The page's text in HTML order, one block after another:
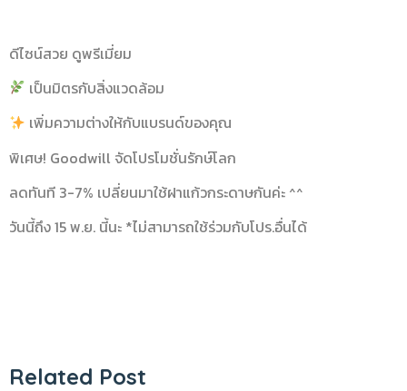
ดีไซน์สวย ดูพรีเมี่ยม
เป็นมิตรกับสิ่งแวดล้อม
เพิ่มความต่างให้กับแบรนด์ของคุณ
พิเศษ! Goodwill จัดโปรโมชั่นรักษ์โลก
ลดทันที 3-7% เปลี่ยนมาใช้ฝาแก้วกระดาษกันค่ะ ^^
วันนี้ถึง 15 พ.ย. นี้นะ *ไม่สามารถใช้ร่วมกับโปร.อื่นได้
Related Post